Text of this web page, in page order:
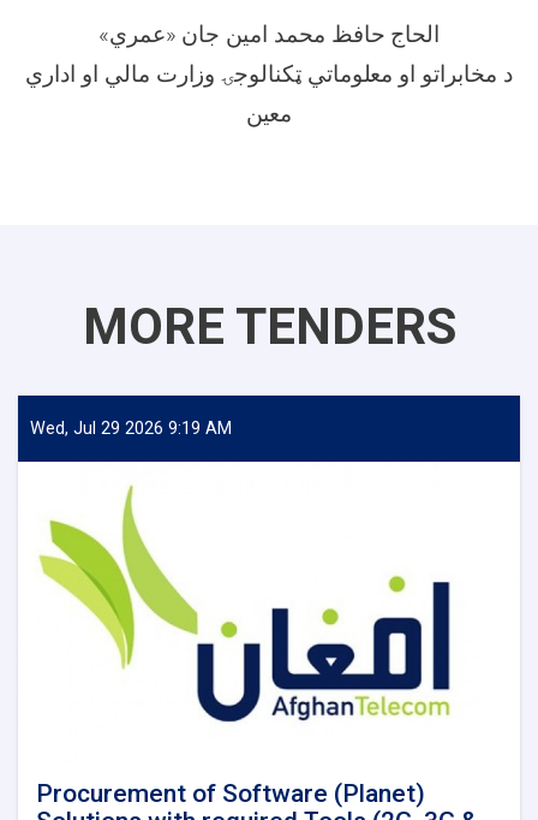
الحاج حافظ محمد امین جان «عمري»
د مخابراتو او معلوماتي ټکنالوجۍ وزارت مالي او اداري
معین
MORE TENDERS
Wed, Jul 29 2026 9:19 AM
Procurement of Software (Planet)